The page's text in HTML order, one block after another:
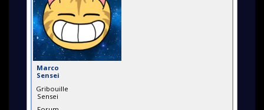
Marco
Sensei
Gribouille
Sensei